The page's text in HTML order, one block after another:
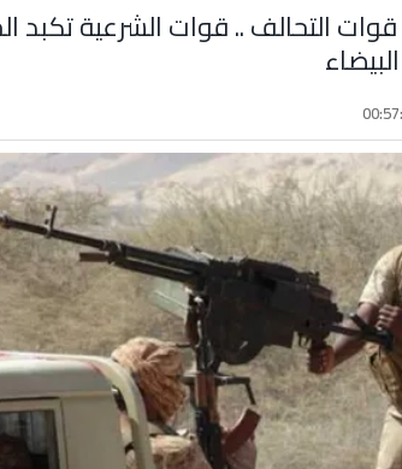
التحالف .. قوات الشرعية تكبد